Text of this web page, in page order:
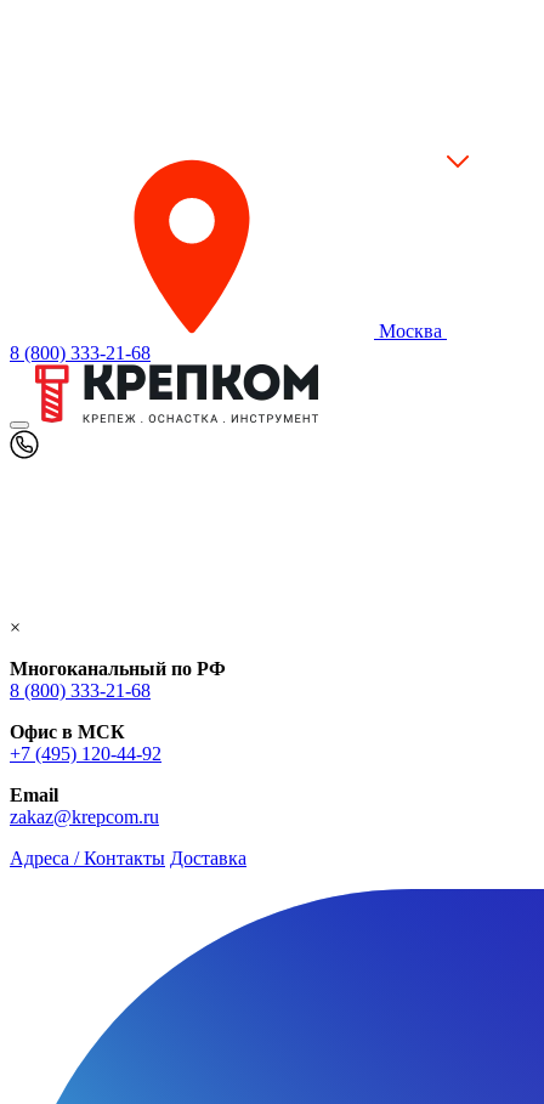
Москва
8 (800) 333-21-68
×
Многоканальный по РФ
8 (800) 333‑21-68
Офис в МСК
+7 (495) 120-44-92
Email
zakaz@krepcom.ru
Адреса / Контакты Доставка